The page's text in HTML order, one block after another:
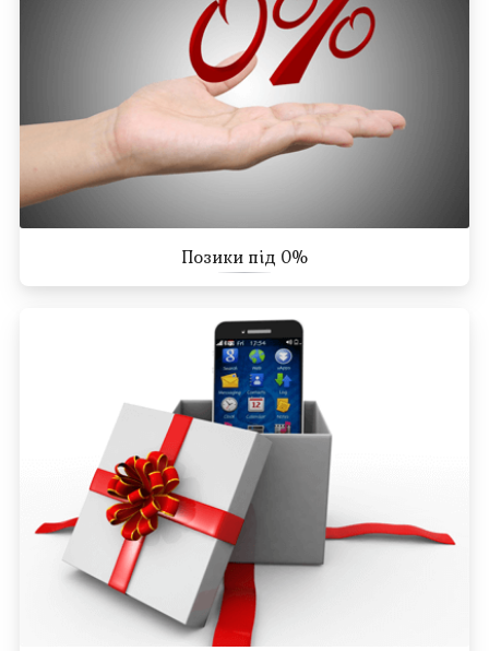
Позики під 0%